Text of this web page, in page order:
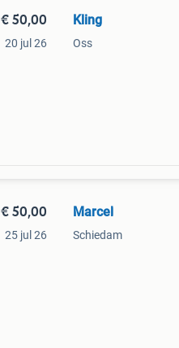
€ 50,00
20 jul 26
Kling
Oss
€ 50,00
25 jul 26
Marcel
Schiedam